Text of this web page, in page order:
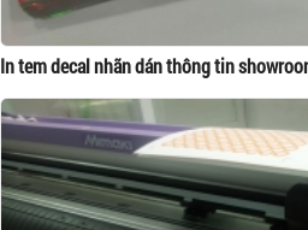
In tem decal nhãn dán thông tin